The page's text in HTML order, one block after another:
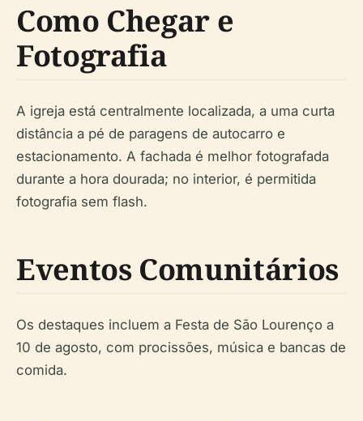
Como Chegar e
Fotografia
A igreja está centralmente localizada, a uma curta
distância a pé de paragens de autocarro e
estacionamento. A fachada é melhor fotografada
durante a hora dourada; no interior, é permitida
fotografia sem flash.
Eventos Comunitários
Os destaques incluem a Festa de São Lourenço a
10 de agosto, com procissões, música e bancas de
comida.